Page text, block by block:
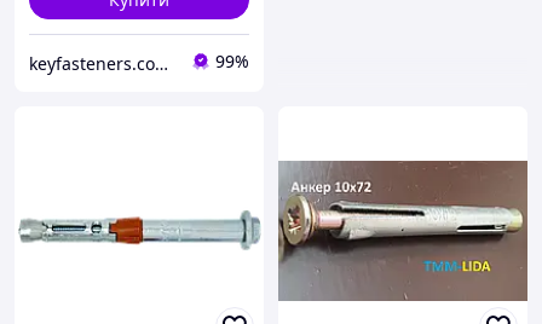
keyfasteners.com.ua 99%